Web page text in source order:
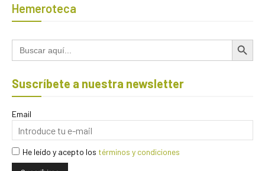
Hemeroteca
Buscar: Botón de
Suscríbete a nuestra newsletter
Email
He leído y acepto los términos y condiciones